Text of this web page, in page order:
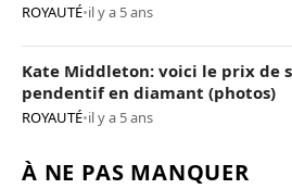
ROYAUTÉ•il y a 5 ans
Kate Middleton: voici le prix de
pendentif en diamant (photos)
ROYAUTÉ•il y a 5 ans
À NE PAS MANQUER